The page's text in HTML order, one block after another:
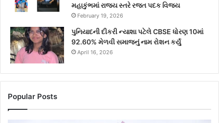
મહાકુંભમાં રાજ્ય સ્તરે રજત પદક વિજય
February 19, 2026
પુનિયાદની દીકરી ન્યાશા પટેલે CBSE ધોરણ 10માં
92.60% મેળવી સમાજનું નામ રોશન કર્યું
April 16, 2026
Popular Posts